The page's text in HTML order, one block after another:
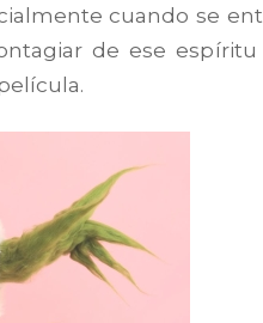
cuando se
de ese